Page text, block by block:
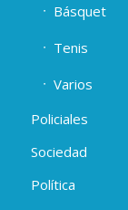
Básquet
Tenis
Varios
Policiales
Sociedad
Política